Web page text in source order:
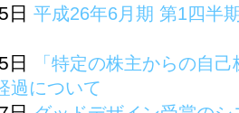
日 平成26年6月期 第1四半
日
「特定の株主からの自
過について